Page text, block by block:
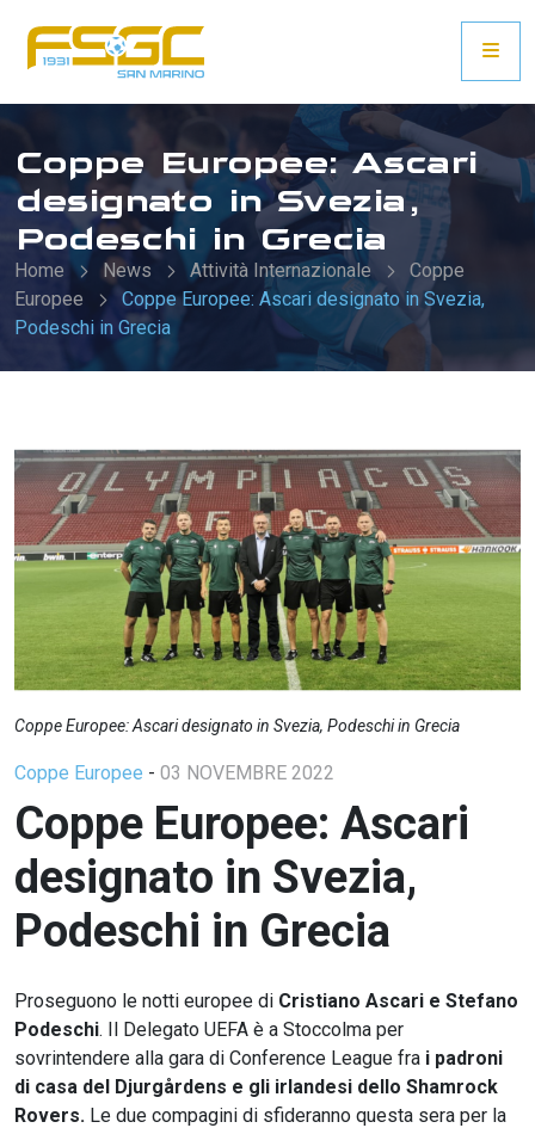
Coppe Europee: Ascari
designato in Svezia,
Podeschi in Grecia
Home News Attività Internazionale
Coppe
Europee
Coppe Europee: Ascari designato in Svezia,
Podeschi in Grecia
Coppe Europee: Ascari designato in Svezia, Podeschi in Grecia
Coppe Europee - 03 NOVEMBRE 2022
Coppe Europee: Ascari
designato in Svezia,
Podeschi in Grecia
Proseguono le notti europee di Cristiano Ascari e Stefano
Podeschi. Il Delegato UEFA è a Stoccolma per
sovrintendere alla gara di Conference League fra i padroni
di casa del Djurgårdens e gli irlandesi dello Shamrock
Rovers. Le due compagini di sfideranno questa sera per la